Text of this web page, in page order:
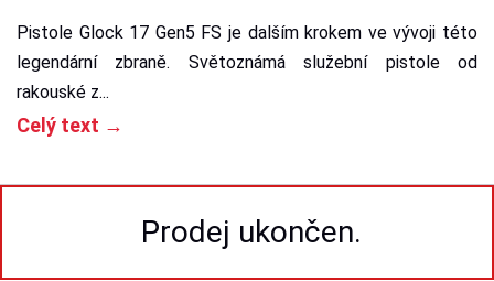
Pistole Glock 17 Gen5 FS je dalším krokem ve vývoji této
legendární zbraně. Světoznámá služební pistole od
rakouské z...
Celý text →
Prodej ukončen.